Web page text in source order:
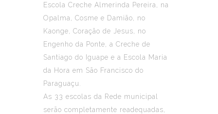
Escola Creche Almerinda Pereira, na
Opalma, Cosme e Damião, no
Kaonge, Coração de Jesus, no
Engenho da Ponte, a Creche de
Santiago do Iguape e a Escola Maria
da Hora em São Francisco do
Paraguaçu.
As 33 escolas da Rede municipal
serão completamente readequadas,